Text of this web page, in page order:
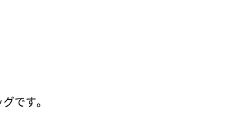
です。